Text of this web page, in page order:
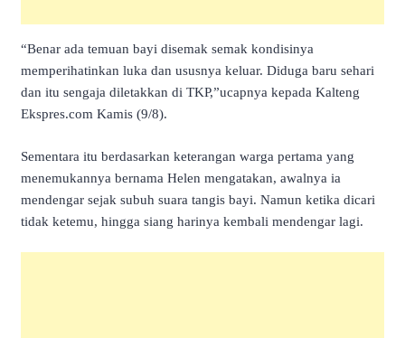
“Benar ada temuan bayi disemak semak kondisinya
memperihatinkan luka dan ususnya keluar. Diduga baru sehari
dan itu sengaja diletakkan di TKP,”ucapnya kepada Kalteng
Ekspres.com Kamis (9/8).
Sementara itu berdasarkan keterangan warga pertama yang
menemukannya bernama Helen mengatakan, awalnya ia
mendengar sejak subuh suara tangis bayi. Namun ketika dicari
tidak ketemu, hingga siang harinya kembali mendengar lagi.